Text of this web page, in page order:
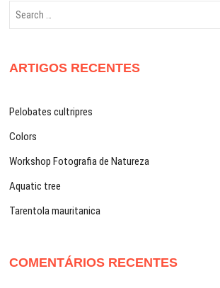
ARTIGOS RECENTES
Pelobates cultripres
Colors
Workshop Fotografia de Natureza
Aquatic tree
Tarentola mauritanica
COMENTÁRIOS RECENTES